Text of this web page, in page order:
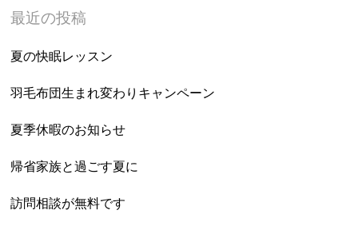
最近の投稿
夏の快眠レッスン
羽毛布団生まれ変わりキャンペーン
夏季休暇のお知らせ
帰省家族と過ごす夏に
訪問相談が無料です